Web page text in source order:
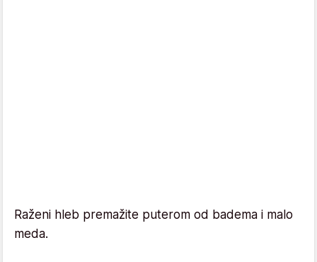
Raženi hleb premažite puterom od badema i malo
meda.